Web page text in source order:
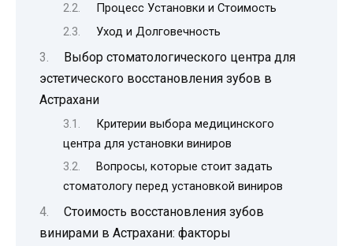
Процесс Установки и Стоимость
Уход и Долговечность
Выбор стоматологического центра для
эстетического восстановления зубов в
Астрахани
Критерии выбора медицинского
центра для установки виниров
Вопросы, которые стоит задать
стоматологу перед установкой виниров
Стоимость восстановления зубов
винирами в Астрахани: факторы